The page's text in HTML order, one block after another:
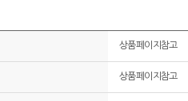
상품페이지참고
상품페이지참고